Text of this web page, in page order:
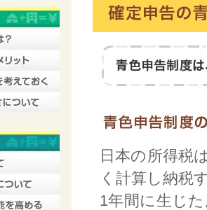
日本の所得税
く計算し納税
1年間に生じ